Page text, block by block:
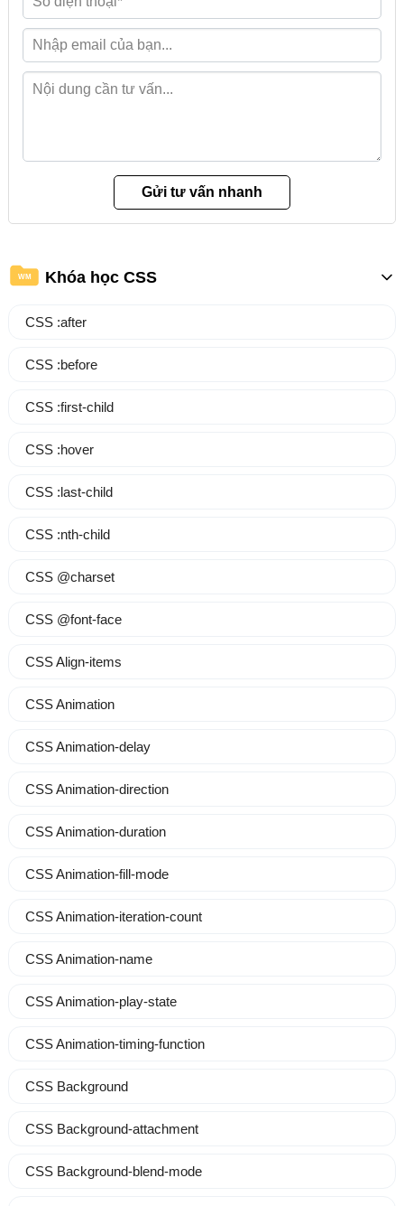
WM Khóa học CSS
CSS :after
CSS :before
CSS :first-child
CSS :hover
CSS :last-child
CSS :nth-child
CSS @charset
CSS @font-face
CSS Align-items
CSS Animation
CSS Animation-delay
CSS Animation-direction
CSS Animation-duration
CSS Animation-fill-mode
CSS Animation-iteration-count
CSS Animation-name
CSS Animation-play-state
CSS Animation-timing-function
CSS Background
CSS Background-attachment
CSS Background-blend-mode